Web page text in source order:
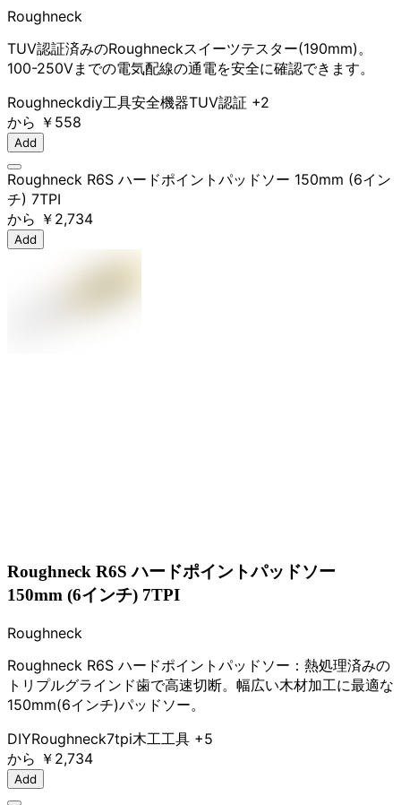
Roughneck
TUV認証済みのRoughneckスイーツテスター(190mm)。
100-250Vまでの電気配線の通電を安全に確認できます。
Roughneckdiy工具安全機器TUV認証 +2
から ￥558
Add
Roughneck R6S ハードポイントパッドソー 150mm (6イン
チ) 7TPI
から ￥2,734
Add
Roughneck R6S ハードポイントパッドソー
150mm (6インチ) 7TPI
Roughneck
Roughneck R6S ハードポイントパッドソー：熱処理済みの
トリプルグラインド歯で高速切断。幅広い木材加工に最適な
150mm(6インチ)パッドソー。
DIYRoughneck7tpi木工工具 +5
から ￥2,734
Add